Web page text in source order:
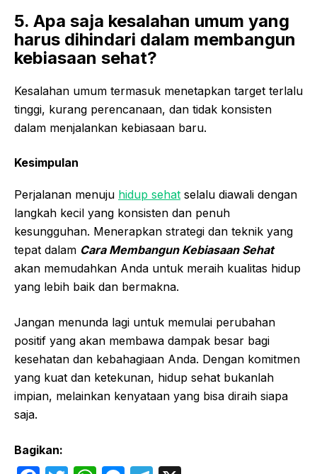
5. Apa saja kesalahan umum yang
harus dihindari dalam membangun
kebiasaan sehat?
Kesalahan umum termasuk menetapkan target terlalu
tinggi, kurang perencanaan, dan tidak konsisten
dalam menjalankan kebiasaan baru.
Kesimpulan
Perjalanan menuju hidup sehat selalu diawali dengan
langkah kecil yang konsisten dan penuh
kesungguhan. Menerapkan strategi dan teknik yang
tepat dalam Cara Membangun Kebiasaan Sehat
akan memudahkan Anda untuk meraih kualitas hidup
yang lebih baik dan bermakna.
Jangan menunda lagi untuk memulai perubahan
positif yang akan membawa dampak besar bagi
kesehatan dan kebahagiaan Anda. Dengan komitmen
yang kuat dan ketekunan, hidup sehat bukanlah
impian, melainkan kenyataan yang bisa diraih siapa
saja.
Bagikan: